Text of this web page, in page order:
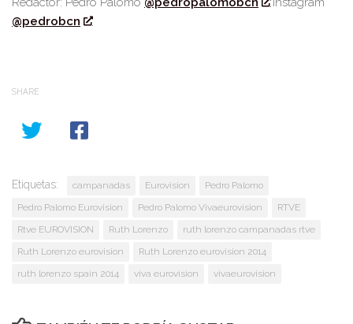
@pedrobcn
SHARE
Etiquetas: campanadas Eurovision
Pedro Palomo
Pedro Palomo Eurovision
Pedro Palomo Vivaeurovision
RTVE
Rtve EUROVISION
Ruth Lorenzo
ruth lorenzo campanadas rtve
Ruth Lorenzo eurovision
Ruth Lorenzo eurovision 2014
ruth lorenzo spain 2014
viva eurovision vivaeurovision